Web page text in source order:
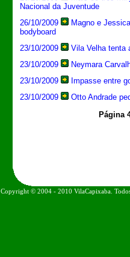
Nacional da Juventude
26/10/2009
Magno e
bodyboard
23/10/2009
Vila Velha tenta
23/10/2009
Neymara
23/10/2009
Impasse entre
23/10/2009
Otto Andrade
Página
Copyright © 2004 - 2010 VilaCapixaba.